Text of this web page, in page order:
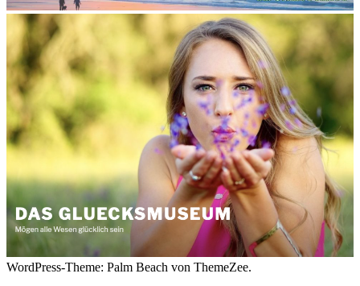
WordPress-Theme: Palm Beach von ThemeZee.